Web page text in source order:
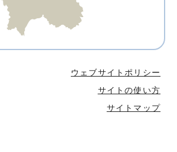
ウェブサイトポリシー
サイトの使い方
サイトマップ